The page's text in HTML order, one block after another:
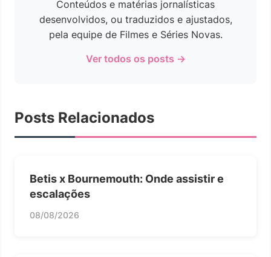
Conteúdos e matérias jornalísticas
desenvolvidos, ou traduzidos e ajustados,
pela equipe de Filmes e Séries Novas.
Ver todos os posts →
Posts Relacionados
Betis x Bournemouth: Onde assistir e
escalações
08/08/2026